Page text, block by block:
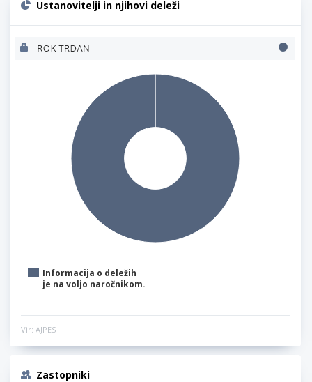
Ustanovitelji in njihovi deleži
Informacija o deležih
je na voljo naročnikom.
Vir: AJPES
Zastopniki